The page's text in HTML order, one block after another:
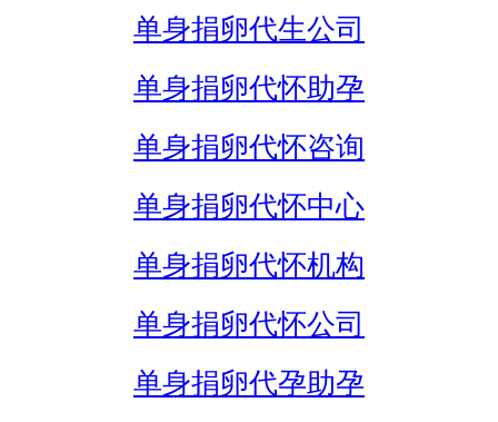
单身捐卵代生公司
单身捐卵代怀助孕
单身捐卵代怀咨询
单身捐卵代怀中心
单身捐卵代怀机构
单身捐卵代怀公司
单身捐卵代孕助孕